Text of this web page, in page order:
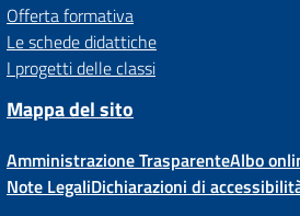
Offerta formativa
Le schede didattiche
I progetti delle classi
Mappa del sito
Amministrazione TrasparenteAlbo
Note LegaliDichiarazioni di